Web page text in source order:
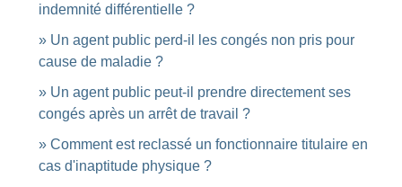
indemnité différentielle ?
Un agent public perd-il les congés non pris pour
cause de maladie ?
Un agent public peut-il prendre directement ses
congés après un arrêt de travail ?
Comment est reclassé un fonctionnaire titulaire en
cas d'inaptitude physique ?